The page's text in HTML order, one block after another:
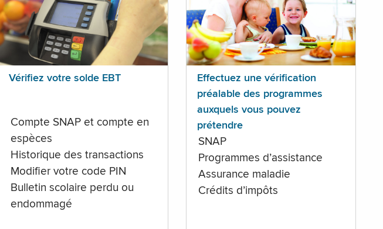
Vérifiez votre solde EBT
Compte SNAP et compte en
espèces
Historique des transactions
Modifier votre code PIN
Bulletin scolaire perdu ou
endommagé
Effectuez une vérification
préalable des programmes
auxquels vous pouvez
prétendre
SNAP
Programmes d’assistance
Assurance maladie
Crédits d’impôts